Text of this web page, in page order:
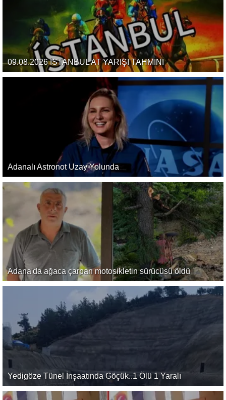
09.08.2026 İSTANBUL AT YARIŞI TAHMİNİ
Adanalı Astronot Uzay Yolunda
Adana'da ağaca çarpan motosikletin sürücüsü öldü
Yedigöze Tünel İnşaatında Göçük..1 Ölü 1 Yaralı